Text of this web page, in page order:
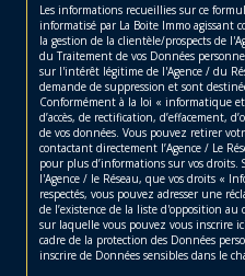
Les informations recueillies sur ce
informatisé par La Boite Immo
la gestion de la clientèle/prospects de
du Traitement de vos Données
sur l'intérêt légitime de l'Agence / du
demande de suppression et sont
Conformément à la loi « informatique
d’accès, de rectification, d’effacement,
de vos données. Vous pouvez retirer
contactant directement l’Agence / Le
pour plus d’informations sur vos droits.
l'Agence / le Réseau, que vos droits «
respectés, vous pouvez adresser une
de l’existence de la liste d'opposition
sur laquelle vous pouvez vous inscrire
cadre de la protection des Données
inscrire de Données sensibles dans le